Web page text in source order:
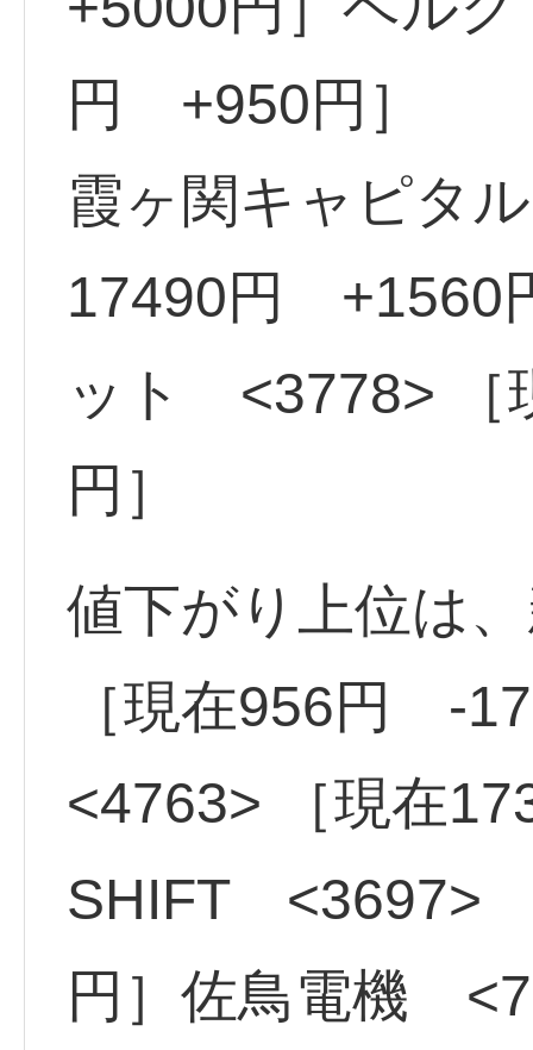
円 +950円］
霞ヶ関キャピタ
17490円 +1560
ット <3778> ［
円］
値下がり上位は
［現在956円 -
<4763> ［現在
SHIFT <3697>
円］佐鳥電機